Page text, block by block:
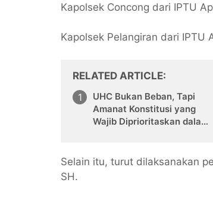
Kapolsek Concong dari IPTU
Kapolsek Pelangiran dari IPTU
RELATED ARTICLE
UHC Bukan Beban, Tapi
Amanat Konstitusi yang
Wajib Diprioritaskan dalam
Selain itu, turut dilaksanakan
SH.